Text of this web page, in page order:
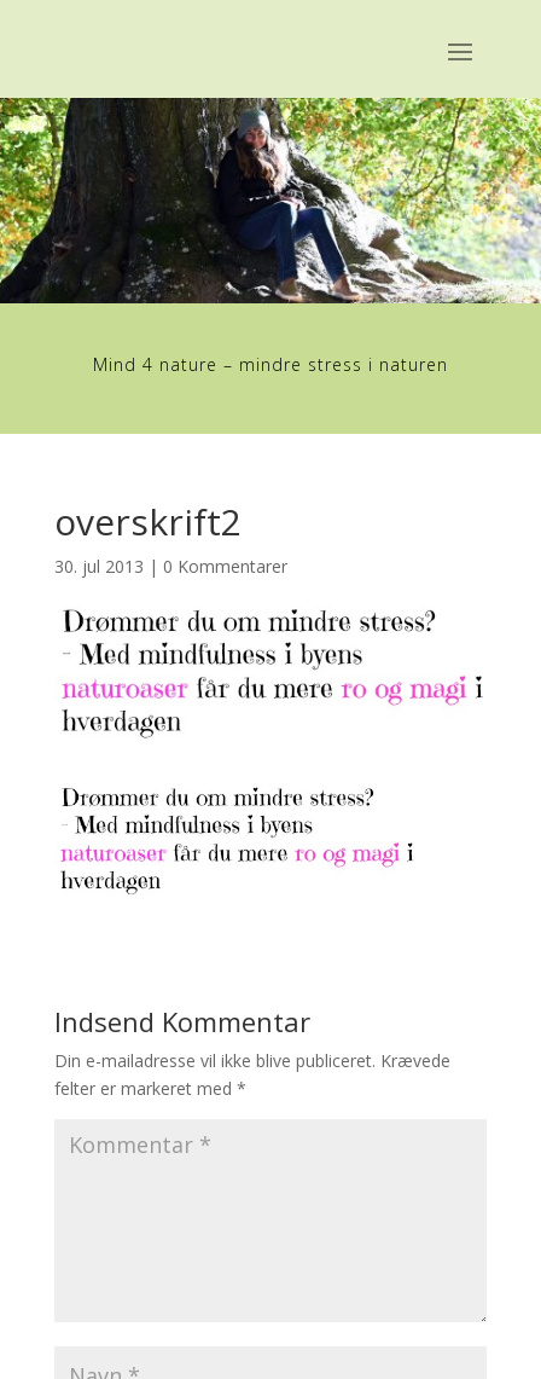
Mind 4 nature – mindre stress i naturen
overskrift2
30. jul 2013 | 0 Kommentarer
Indsend Kommentar
Din e-mailadresse vil ikke blive publiceret. Krævede
felter er markeret med *